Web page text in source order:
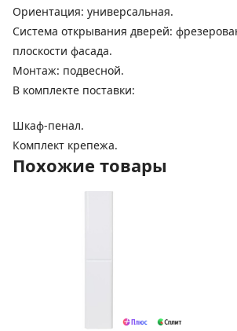
Ориентация: универсальная.
Система открывания дверей:
плоскости фасада.
Монтаж: подвесной.
В комплекте поставки:
Шкаф-пенал.
Комплект крепежа.
Похожие товары